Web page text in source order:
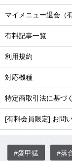
マイメニュー退会（
有料記事一覧
利用規約
対応機種
特定商取引法に基づ
[有料会員限定] お問
#愛甲猛 #落